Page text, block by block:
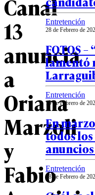
Canal
13
anuncia
a
Oriana
Marzoli
y
Fabio
Entretención
28 de Febrero de
FOTOS
lamentó
Entretención
19 de Febrero de
En
todos
Entretención
18 de Febrero de